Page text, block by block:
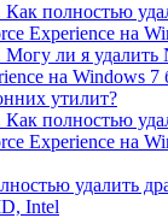
Как полностью
Experience на
Могу ли я
на Windows 7
утилит?
Как полностью
Experience на
удалить
Intel